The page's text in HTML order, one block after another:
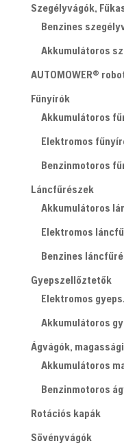
Szegélyvágók,
Benzines
Akkumulátoros
AUTOMOWER®
Fűnyírók
Akkumulátoros
Elektromos
Benzinmotoros
Láncfűrészek
Akkumulátoros
Elektromos
Benzines
Gyepszellőztetők
Elektromos
Akkumulátoros
Ágvágók,
Akkumulátoros
Benzinmotoros
Rotációs kapák
Sövényvágók